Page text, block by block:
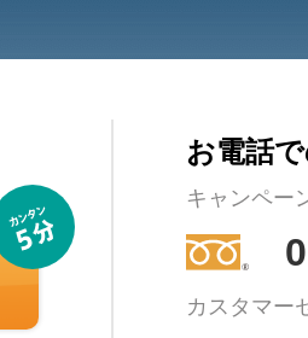
お電話
キャンペー
カスタマー